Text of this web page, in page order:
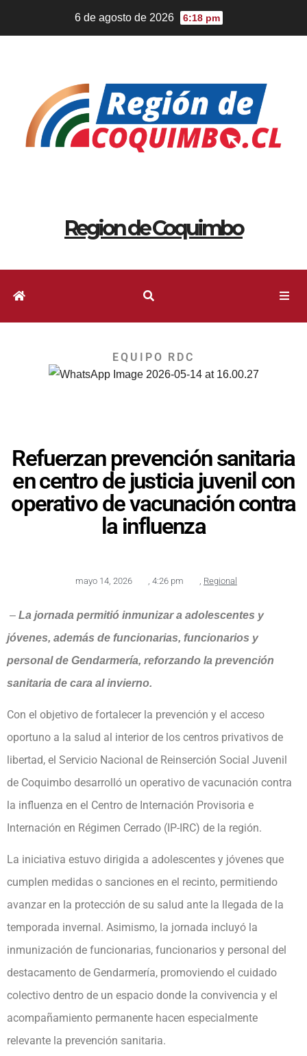
6 de agosto de 2026 6:18 pm
Region de Coquimbo
EQUIPO RDC
Refuerzan prevención sanitaria
en centro de justicia juvenil con
operativo de vacunación contra
la influenza
mayo 14, 2026 , 4:26 pm , Regional
– La jornada permitió inmunizar a adolescentes y
jóvenes, además de funcionarias, funcionarios y
personal de Gendarmería, reforzando la prevención
sanitaria de cara al invierno.
Con el objetivo de fortalecer la prevención y el acceso
oportuno a la salud al interior de los centros privativos de
libertad, el Servicio Nacional de Reinserción Social Juvenil
de Coquimbo desarrolló un operativo de vacunación contra
la influenza en el Centro de Internación Provisoria e
Internación en Régimen Cerrado (IP-IRC) de la región.
La iniciativa estuvo dirigida a adolescentes y jóvenes que
cumplen medidas o sanciones en el recinto, permitiendo
avanzar en la protección de su salud ante la llegada de la
temporada invernal. Asimismo, la jornada incluyó la
inmunización de funcionarias, funcionarios y personal del
destacamento de Gendarmería, promoviendo el cuidado
colectivo dentro de un espacio donde la convivencia y el
acompañamiento permanente hacen especialmente
relevante la prevención sanitaria.